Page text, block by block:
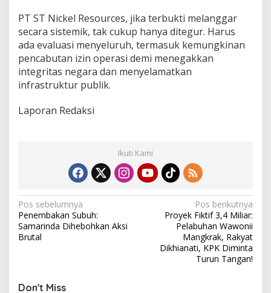
PT ST Nickel Resources, jika terbukti melanggar
secara sistemik, tak cukup hanya ditegur. Harus
ada evaluasi menyeluruh, termasuk kemungkinan
pencabutan izin operasi demi menegakkan
integritas negara dan menyelamatkan
infrastruktur publik.
Laporan Redaksi
Ikuti Kami
N
a
v
Pos sebelumnya
Penembakan Subuh:
Samarinda Dihebohkan Aksi
Brutal
Pos berikutnya
Proyek Fiktif 3,4 Miliar:
Pelabuhan Wawonii
Mangkrak, Rakyat
Dikhianati, KPK Diminta
Turun Tangan!
Don't Miss